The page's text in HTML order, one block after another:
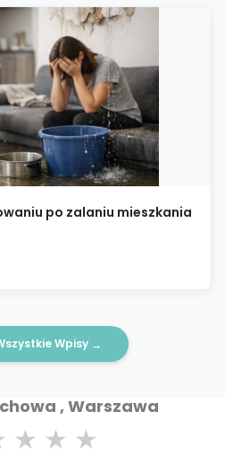
po zalaniu mieszkania
Wpisy →
, Warszawa
★ ★ ★